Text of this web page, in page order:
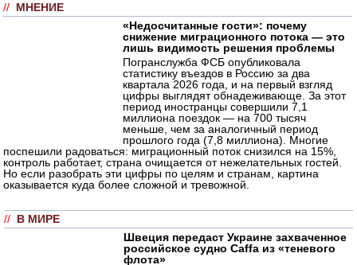
// МНЕНИЕ
«Недосчитанные гости»: почему
снижение миграционного потока — это
лишь видимость решения проблемы
Погранслужба ФСБ опубликовала
статистику въездов в Россию за два
квартала 2026 года, и на первый взгляд
цифры выглядят обнадеживающе. За этот
период иностранцы совершили 7,1
миллиона поездок — на 700 тысяч
меньше, чем за аналогичный период
прошлого года (7,8 миллиона). Многие
поспешили радоваться: миграционный поток снизился на 15%,
контроль работает, страна очищается от нежелательных гостей.
Но если разобрать эти цифры по целям и странам, картина
оказывается куда более сложной и тревожной.
// В МИРЕ
Швеция передаст Украине захваченное
российское судно Caffa из «теневого
флота»